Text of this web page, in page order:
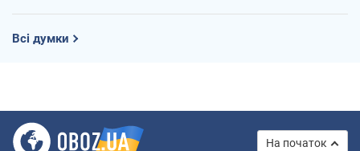
Всі думки
На початок